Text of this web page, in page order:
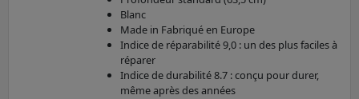
Blanc
Made in Fabriqué en Europe
Indice de réparabilité 9,0 : un des plus faciles à
réparer
Indice de durabilité 8.7 : conçu pour durer,
même après des années